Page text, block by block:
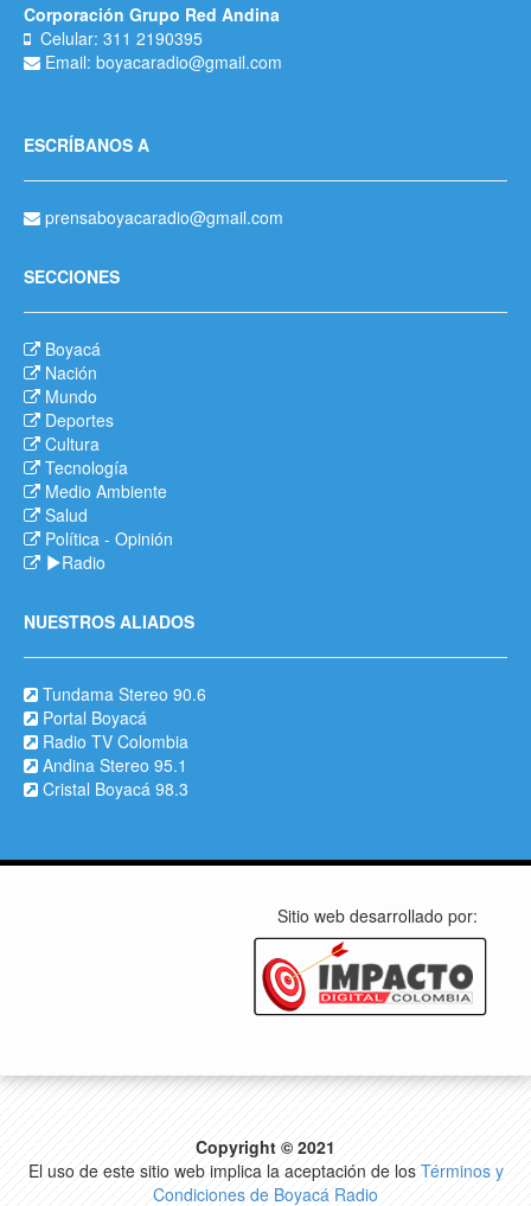
Corporación Grupo Red Andina
Celular: 311 2190395
Email: boyacaradio@gmail.com
ESCRÍBANOS A
prensaboyacaradio@gmail.com
SECCIONES
Boyacá
Nación
Mundo
Deportes
Cultura
Tecnología
Medio Ambiente
Salud
Política - Opinión
Radio
NUESTROS ALIADOS
Tundama Stereo 90.6
Portal Boyacá
Radio TV Colombia
Andina Stereo 95.1
Cristal Boyacá 98.3
Sitio web desarrollado por:
Copyright © 2021
El uso de este sitio web implica la aceptación de los Términos y
Condiciones de Boyacá Radio